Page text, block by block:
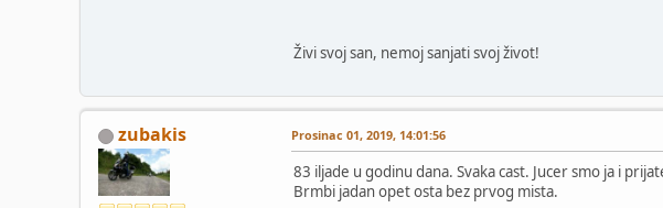
Živi svoj san, nemoj sanjati svoj život!
zubakis Prosinac 01, 2019, 14:01:56
83 iljade u godinu dana. Svaka cast. Jucer smo ja i
Brmbi jadan opet osta bez prvog mista.